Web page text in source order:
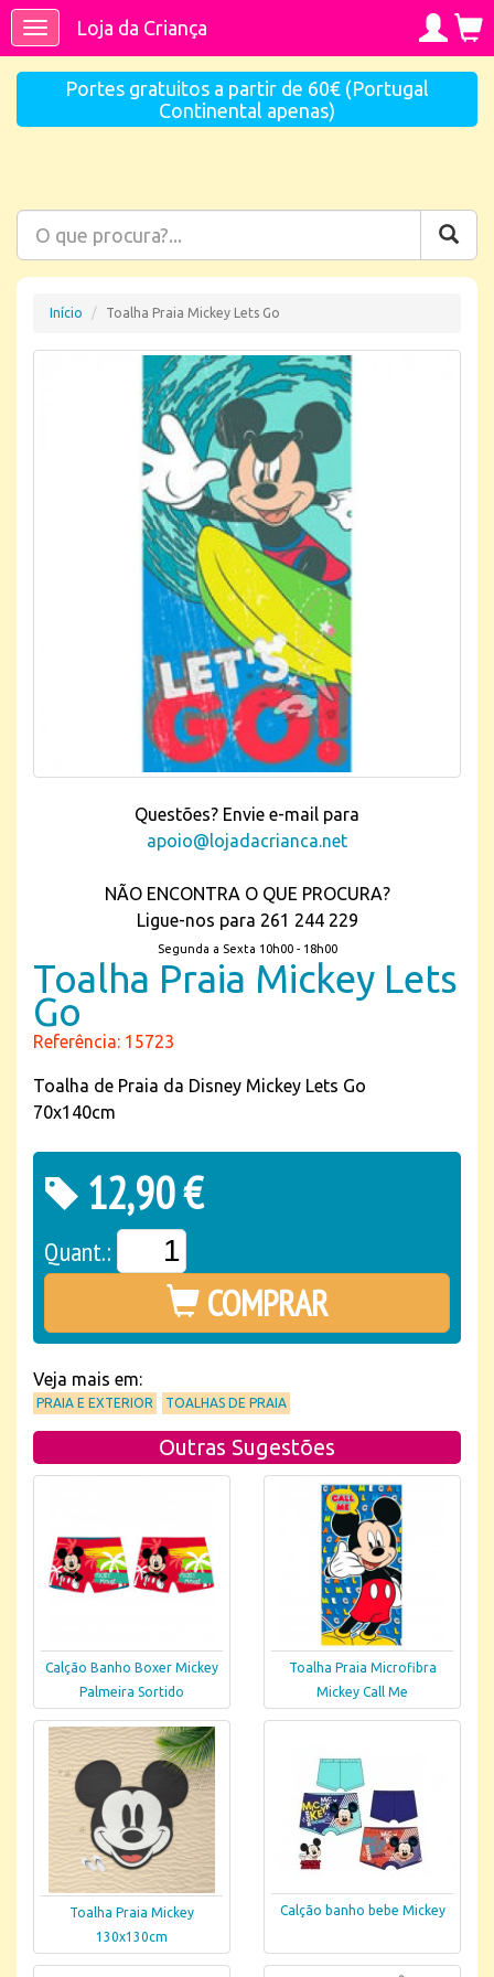
ToggleLoja da Criança
Portes gratuitos a partir de 60€ (Portugal
Continental apenas)
Início Toalha Praia Mickey Lets Go
Questões? Envie e-mail para
apoio@lojadacrianca.net
NÃO ENCONTRA O QUE PROCURA?
Ligue-nos para 261 244 229
Segunda a Sexta 10h00 - 18h00
Toalha Praia Mickey Lets
Go
Referência: 15723
Toalha de Praia da Disney Mickey Lets Go
70x140cm
12,90 €
Quant.:
COMPRAR
Veja mais em:
PRAIA E EXTERIOR TOALHAS DE PRAIA
Outras Sugestões
Calção Banho Boxer Mickey
Palmeira Sortido
Toalha Praia Microfibra
Mickey Call Me
Toalha Praia Mickey
130x130cm
Calção banho bebe Mickey